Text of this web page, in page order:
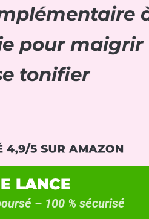
pour maigrir
tonifier
LANCE
– 100 % sécurisé